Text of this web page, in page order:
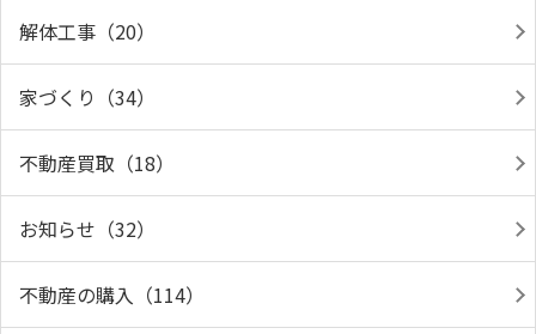
解体工事（20）
家づくり（34）
不動産買取（18）
お知らせ（32）
不動産の購入（114）